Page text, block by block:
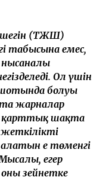
шегін (ТЖШ)
табысына емес,
нысаналы
Ол үшін
болуы
жарналар
қарттық шақта
ең төменгі
егер
зейнетке